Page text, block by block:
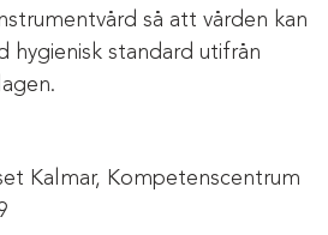
så att vården kan
hygienisk standard utifrån
Kalmar, Kompetenscentrum